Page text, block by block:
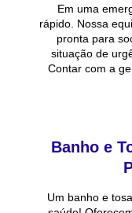
Em uma
rápido. Nossa
pronta para
situação de
Contar com a
Banho e
Um banho e